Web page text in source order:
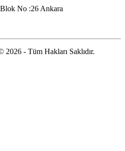
No :26 Ankara
2026 - Tüm Hakları Saklıdır.